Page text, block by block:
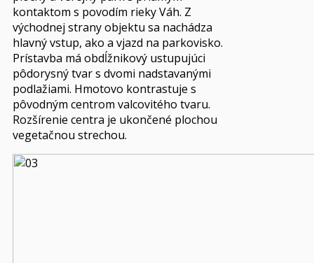
kontaktom s povodím rieky Váh. Z
východnej strany objektu sa nachádza
hlavný vstup, ako a vjazd na parkovisko.
Prístavba má obdĺžnikový ustupujúci
pôdorysný tvar s dvomi nadstavanými
podlažiami. Hmotovo kontrastuje s
pôvodným centrom valcovitého tvaru.
Rozšírenie centra je ukončené plochou
vegetačnou strechou.